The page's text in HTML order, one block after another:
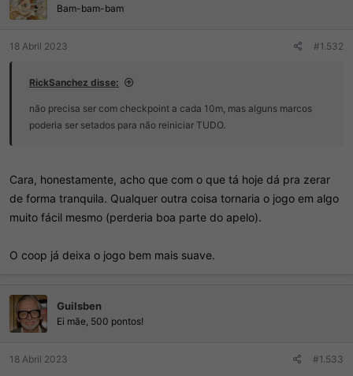
e
s
Bam-bam-bam
18 Abril 2023 #1.532
RickSanchez disse:
não precisa ser com checkpoint a cada 10m, mas alguns marcos
poderia ser setados para não reiniciar TUDO.
Cara, honestamente, acho que com o que tá hoje dá pra zerar
de forma tranquila. Qualquer outra coisa tornaria o jogo em algo
muito fácil mesmo (perderia boa parte do apelo).
O coop já deixa o jogo bem mais suave.
Guilsben
Ei mãe, 500 pontos!
18 Abril 2023 #1.533